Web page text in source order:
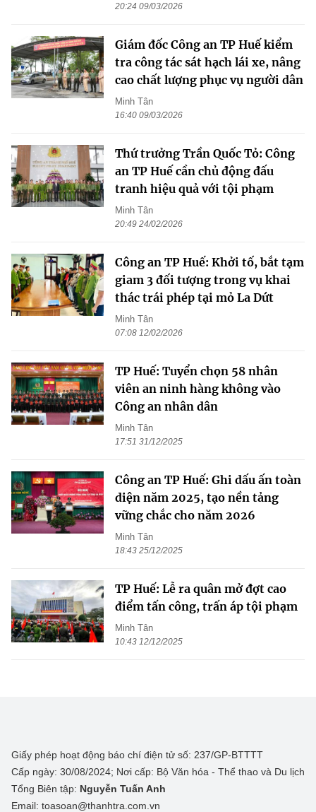
20:24 09/03/2026
Giám đốc Công an TP Huế kiểm
tra công tác sát hạch lái xe, nâng
cao chất lượng phục vụ người dân
Minh Tân
16:40 09/03/2026
Thứ trưởng Trần Quốc Tỏ: Công
an TP Huế cần chủ động đấu
tranh hiệu quả với tội phạm
Minh Tân
20:49 24/02/2026
Công an TP Huế: Khởi tố, bắt tạm
giam 3 đối tượng trong vụ khai
thác trái phép tại mỏ La Dứt
Minh Tân
07:08 12/02/2026
TP Huế: Tuyển chọn 58 nhân
viên an ninh hàng không vào
Công an nhân dân
Minh Tân
17:51 31/12/2025
Công an TP Huế: Ghi dấu ấn toàn
diện năm 2025, tạo nền tảng
vững chắc cho năm 2026
Minh Tân
18:43 25/12/2025
TP Huế: Lễ ra quân mở đợt cao
điểm tấn công, trấn áp tội phạm
Minh Tân
10:43 12/12/2025
Giấy phép hoạt động báo chí điện tử số: 237/GP-BTTTT
Cấp ngày: 30/08/2024; Nơi cấp: Bộ Văn hóa - Thể thao và Du lịch
Tổng Biên tập: Nguyễn Tuấn Anh
Email: toasoan@thanhtra.com.vn